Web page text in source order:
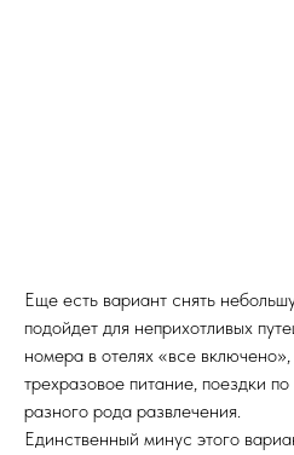
Еще есть вариант снять
подойдет для неприхотливых
номера в отелях «все
трехразовое питание, поездки
разного рода развлечения.
Единственный минус этого